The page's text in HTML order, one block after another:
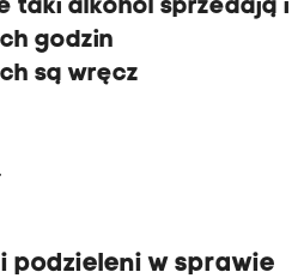
taki alkohol sprzedają i
godzin
są wręcz
podzieleni w sprawie